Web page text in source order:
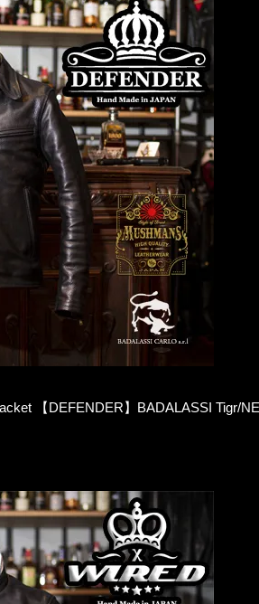
【DEFENDER】BADALASSI Tigr/